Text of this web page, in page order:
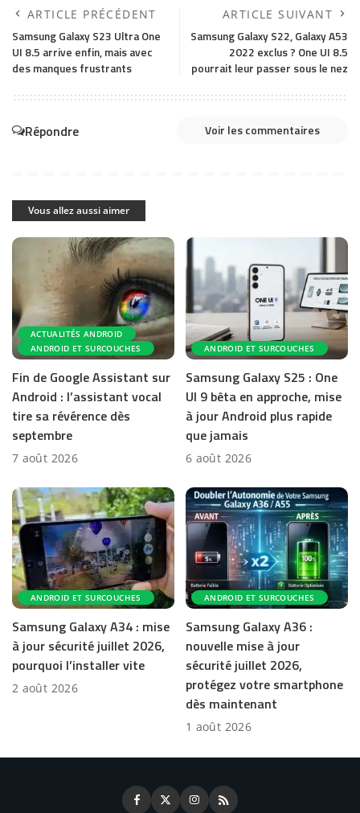
ARTICLE PRÉCÉDENT
Samsung Galaxy S23 Ultra One
UI 8.5 arrive enfin, mais avec
des manques frustrants
ARTICLE SUIVANT
Samsung Galaxy S22, Galaxy A53
2022 exclus ? One UI 8.5
pourrait leur passer sous le nez
Répondre Voir les commentaires
Vous allez aussi aimer
ACTUALITÉS ANDROID
ANDROID ET SURCOUCHES
Fin de Google Assistant sur
Android : l’assistant vocal
tire sa révérence dès
septembre
7 août 2026
ANDROID ET SURCOUCHES
Samsung Galaxy S25 : One
UI 9 bêta en approche, mise
à jour Android plus rapide
que jamais
6 août 2026
ANDROID ET SURCOUCHES
Samsung Galaxy A34 : mise
à jour sécurité juillet 2026,
pourquoi l’installer vite
2 août 2026
ANDROID ET SURCOUCHES
Samsung Galaxy A36 :
nouvelle mise à jour
sécurité juillet 2026,
protégez votre smartphone
dès maintenant
1 août 2026